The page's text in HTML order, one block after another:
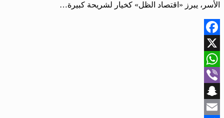
الأسر، يبرز «اقتصاد الظل» كخيار لشريحة كبيرة…
Facebook
X
WhatsApp
Viber
Snapchat